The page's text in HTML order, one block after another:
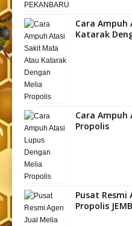
Cara
Katarak
Cara Ampuh
Propolis
Pusat Resmi
Propolis